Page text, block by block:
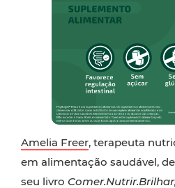
Amelia Freer, terapeuta
em alimentação saudável,
seu livro Comer.Nutrir.Brilhar,